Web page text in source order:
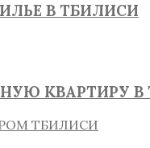
В ТБИЛИСИ
КВАРТИРУ В